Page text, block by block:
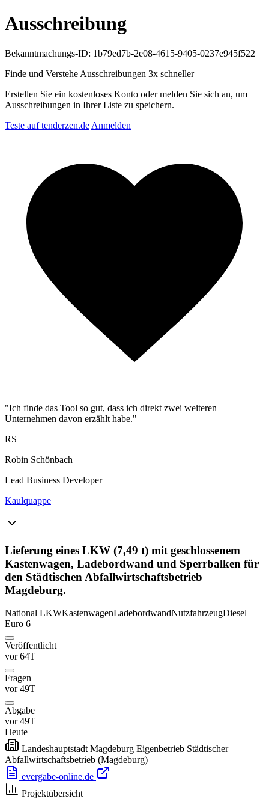
Ausschreibung
Bekanntmachungs-ID: 1b79ed7b-2e08-4615-9405-0237e945f522
Finde und Verstehe Ausschreibungen 3x schneller
Erstellen Sie ein kostenloses Konto oder melden Sie sich an, um
Ausschreibungen in Ihrer Liste zu speichern.
Teste auf tenderzen.de Anmelden
"Ich finde das Tool so gut, dass ich direkt zwei weiteren
Unternehmen davon erzählt habe."
RS
Robin Schönbach
Lead Business Developer
Kaulquappe
Lieferung eines LKW (7,49 t) mit geschlossenem
Kastenwagen, Ladebordwand und Sperrbalken für
den Städtischen Abfallwirtschaftsbetrieb
Magdeburg.
National LKWKastenwagenLadebordwandNutzfahrzeugDiesel
Euro 6
Veröffentlicht
vor 64T
Fragen
vor 49T
Abgabe
vor 49T
Heute
Landeshauptstadt Magdeburg Eigenbetrieb Städtischer
Abfallwirtschaftsbetrieb (Magdeburg)
evergabe-online.de
Projektübersicht